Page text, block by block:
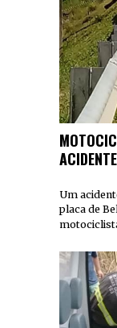
Um
placa de